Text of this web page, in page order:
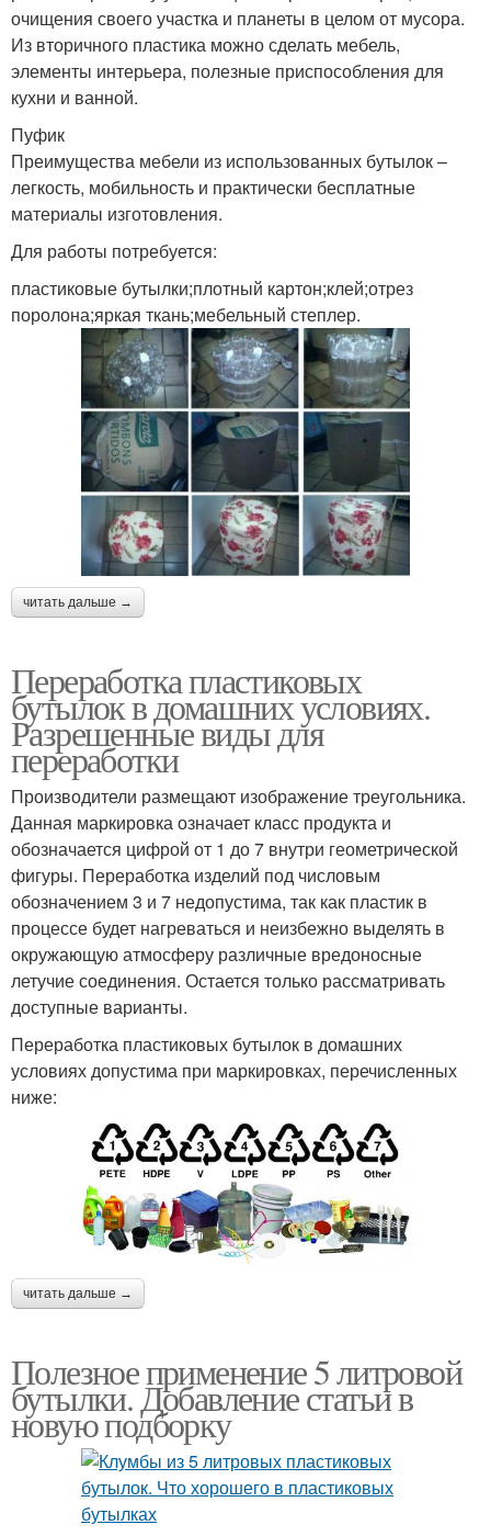
очищения своего участка и планеты в целом от мусора.
Из вторичного пластика можно сделать мебель,
элементы интерьера, полезные приспособления для
кухни и ванной.
Пуфик
Преимущества мебели из использованных бутылок –
легкость, мобильность и практически бесплатные
материалы изготовления.
Для работы потребуется:
пластиковые бутылки;плотный картон;клей;отрез
поролона;яркая ткань;мебельный степлер.
читать дальше →
Переработка пластиковых
бутылок в домашних условиях.
Разрешенные виды для
переработки
Производители размещают изображение треугольника.
Данная маркировка означает класс продукта и
обозначается цифрой от 1 до 7 внутри геометрической
фигуры. Переработка изделий под числовым
обозначением 3 и 7 недопустима, так как пластик в
процессе будет нагреваться и неизбежно выделять в
окружающую атмосферу различные вредоносные
летучие соединения. Остается только рассматривать
доступные варианты.
Переработка пластиковых бутылок в домашних
условиях допустима при маркировках, перечисленных
ниже:
читать дальше →
Полезное применение 5 литровой
бутылки. Добавление статьи в
новую подборку